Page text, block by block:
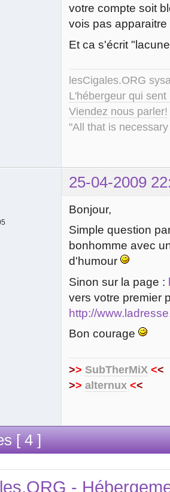
votre compte soit
vois pas
Et ca s'écrit
lesCigales.ORG
L'hébergeur qui
Viendez nous parler!
"All that is
25-04-2009
Bonjour,
Simple question
bonhomme avec
d'humour
Sinon sur la page :
vers votre premier
http://
Bon courage
>> SubTherMiX <<
>> alternux <<
[ 4 ]
-